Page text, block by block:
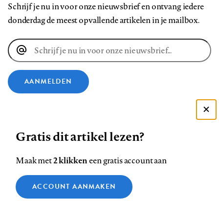
Schrijf je nu in voor onze nieuwsbrief en ontvang iedere
donderdag de meest opvallende artikelen in je mailbox.
E-
mailadres
AANMELDEN
ons
op
Facebook
ons
op
LinkedIn
ons
op
Bluesky
ons
op
Instagram
ons
op
YouTube
ons
Footer
Contact Colofon Disclaimer Privacy
Medische vragen verdienen
Zie onze cookie policy
Analytische cookies
Gratis dit artikel lezen?
Maak met2 klikkeneen gratis account aan
ACCOUNT AANMAKEN